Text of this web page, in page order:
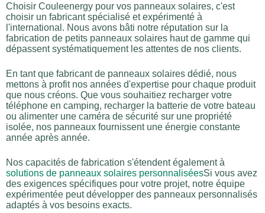
Choisir Couleenergy pour vos panneaux solaires, c'est
choisir un fabricant spécialisé et expérimenté à
l'international. Nous avons bâti notre réputation sur la
fabrication de petits panneaux solaires haut de gamme qui
dépassent systématiquement les attentes de nos clients.
En tant que fabricant de panneaux solaires dédié, nous
mettons à profit nos années d'expertise pour chaque produit
que nous créons. Que vous souhaitiez recharger votre
téléphone en camping, recharger la batterie de votre bateau
ou alimenter une caméra de sécurité sur une propriété
isolée, nos panneaux fournissent une énergie constante
année après année.
Nos capacités de fabrication s'étendent également à
solutions de panneaux solaires personnaliséesSi vous avez
des exigences spécifiques pour votre projet, notre équipe
expérimentée peut développer des panneaux personnalisés
adaptés à vos besoins exacts.